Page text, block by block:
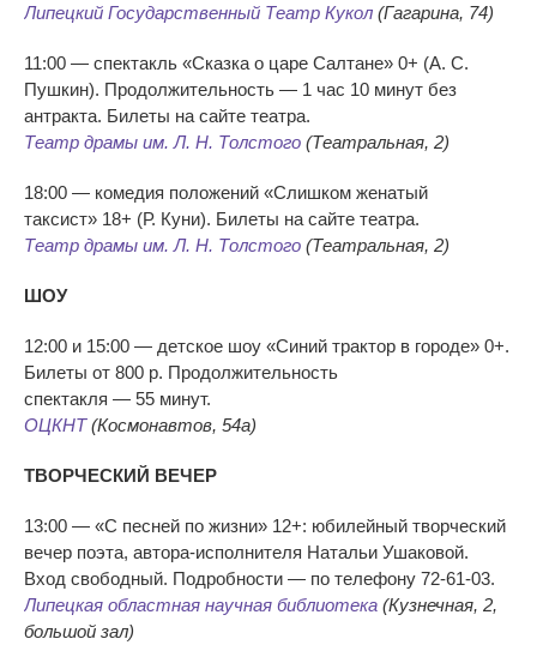
Липецкий Государственный Театр Кукол (Гагарина, 74)
11:00 — спектакль «Сказка о царе Салтане» 0+ (А. С.
Пушкин). Продолжительность — 1 час 10 минут без
антракта. Билеты на сайте театра.
Театр драмы им. Л. Н. Толстого (Театральная, 2)
18:00 — комедия положений «Слишком женатый
таксист» 18+ (Р. Куни). Билеты на сайте театра.
Театр драмы им. Л. Н. Толстого (Театральная, 2)
ШОУ
12:00 и 15:00 — детское шоу «Синий трактор в городе» 0+.
Билеты от 800 р. Продолжительность
спектакля — 55 минут.
ОЦКНТ(Космонавтов, 54а)
ТВОРЧЕСКИЙ ВЕЧЕР
13:00 — «С песней по жизни» 12+: юбилейный творческий
вечер поэта, автора-исполнителя Натальи Ушаковой.
Вход свободный. Подробности — по телефону 72-61-03.
Липецкая областная научная библиотека (Кузнечная, 2,
большой зал)